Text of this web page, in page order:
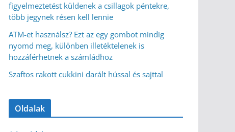
figyelmeztetést küldenek a csillagok péntekre,
több jegynek résen kell lennie
ATM-et használsz? Ezt az egy gombot mindig
nyomd meg, különben illetéktelenek is
hozzáférhetnek a számládhoz
Szaftos rakott cukkini darált hússal és sajttal
Oldalak